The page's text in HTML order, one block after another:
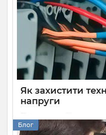
напруги можуть негативно
спричиняючи раптову
розв’язати цю проблему,
ДБЖ для комп’ютера. У
про основні
вибору та про схему
Як захистити
напруги
Мабуть, кожен хоча б раз
Блог